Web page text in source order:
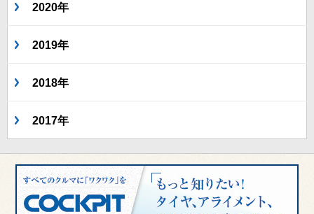
2020年
2019年
2018年
2017年